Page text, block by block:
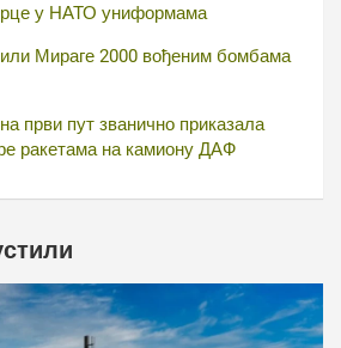
у НАТО униформама
Мираге 2000 вођеним бомбама
први пут званично приказала
ракетама на камиону ДАФ